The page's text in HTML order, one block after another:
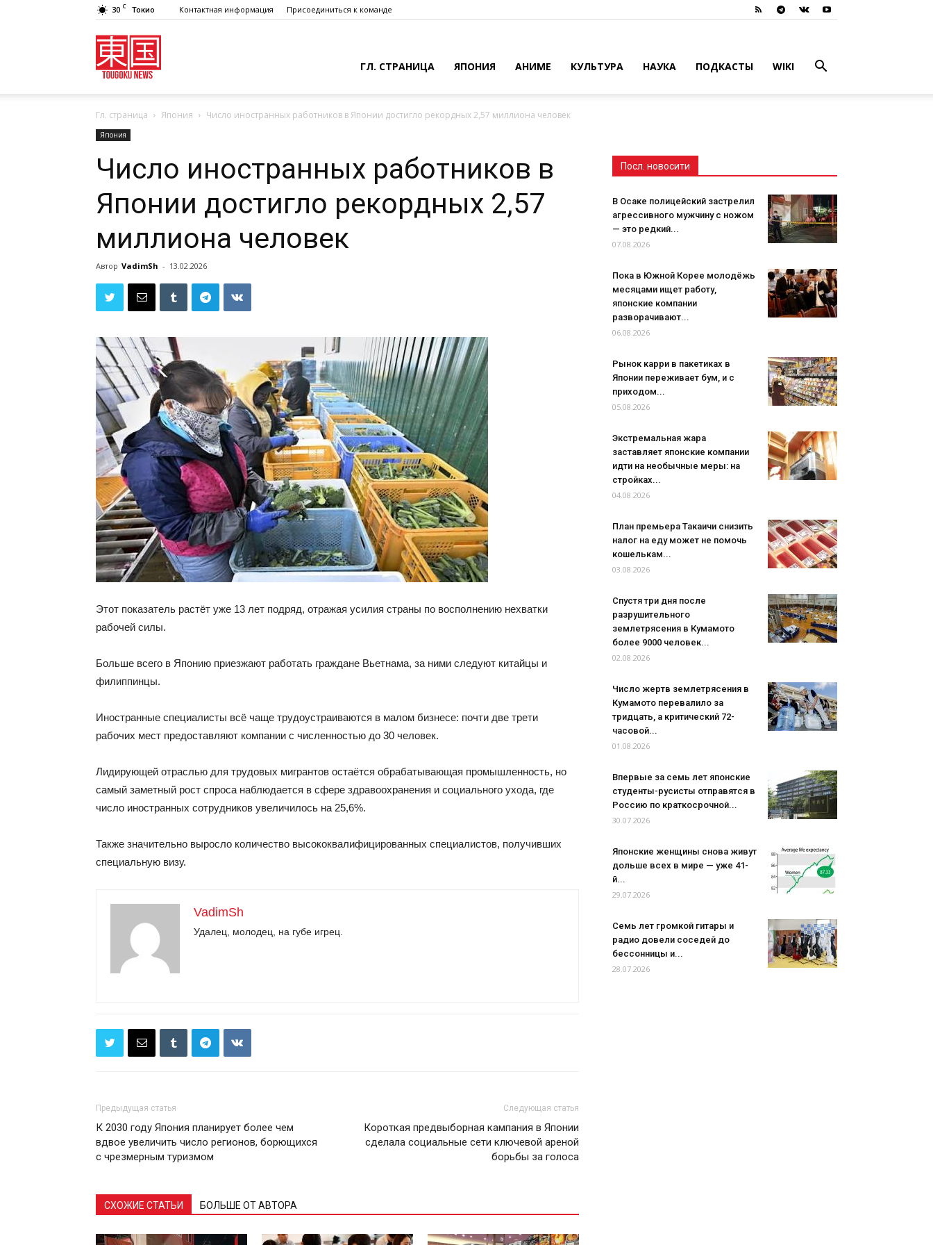
30 C Токио Контактная информация Присоединиться к команде
ГЛ. СТРАНИЦА ЯПОНИЯ АНИМЕ КУЛЬТУРА НАУКА ПОДКАСТЫ WIKI
Гл. страница Япония Число иностранных работников в Японии достигло рекордных 2,57 миллиона человек
Япония
Число иностранных работников в
Японии достигло рекордных 2,57
миллиона человек
Автор VadimSh - 13.02.2026
Этот показатель растёт уже 13 лет подряд, отражая усилия страны по восполнению нехватки
рабочей силы.
Больше всего в Японию приезжают работать граждане Вьетнама, за ними следуют китайцы и
филиппинцы.
Иностранные специалисты всё чаще трудоустраиваются в малом бизнесе: почти две трети
рабочих мест предоставляют компании с численностью до 30 человек.
Лидирующей отраслью для трудовых мигрантов остаётся обрабатывающая промышленность, но
самый заметный рост спроса наблюдается в сфере здравоохранения и социального ухода, где
число иностранных сотрудников увеличилось на 25,6%.
Также значительно выросло количество высококвалифицированных специалистов, получивших
специальную визу.
VadimSh
Удалец, молодец, на губе игрец.
Предыдущая статья
К 2030 году Япония планирует более чем
вдвое увеличить число регионов, борющихся
с чрезмерным туризмом
Следующая статья
Короткая предвыборная кампания в Японии
сделала социальные сети ключевой ареной
борьбы за голоса
СХОЖИЕ СТАТЬИ БОЛЬШЕ ОТ АВТОРА
Посл. новосити
В Осаке полицейский застрелил
агрессивного мужчину с ножом
— это редкий...
07.08.2026
Пока в Южной Корее молодёжь
месяцами ищет работу,
японские компании
разворачивают...
06.08.2026
Рынок карри в пакетиках в
Японии переживает бум, и с
приходом...
05.08.2026
Экстремальная жара
заставляет японские компании
идти на необычные меры: на
стройках...
04.08.2026
План премьера Такаичи снизить
налог на еду может не помочь
кошелькам...
03.08.2026
Спустя три дня после
разрушительного
землетрясения в Кумамото
более 9000 человек...
02.08.2026
Число жертв землетрясения в
Кумамото перевалило за
тридцать, а критический 72-
часовой...
01.08.2026
Впервые за семь лет японские
студенты-русисты отправятся в
Россию по краткосрочной...
30.07.2026
Японские женщины снова живут
дольше всех в мире — уже 41-
й...
29.07.2026
Семь лет громкой гитары и
радио довели соседей до
бессонницы и...
28.07.2026